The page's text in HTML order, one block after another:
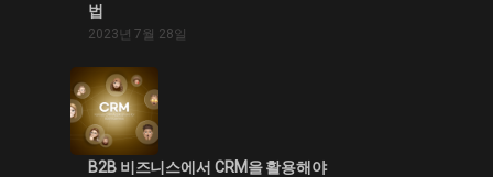
법
2023년 7월 28일
B2B 비즈니스에서 CRM을 활용해야